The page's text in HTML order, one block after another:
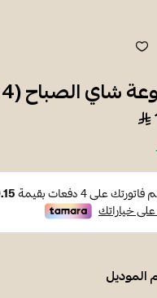
الصباح (4 أنواع)- أكياس شاي
الموديل